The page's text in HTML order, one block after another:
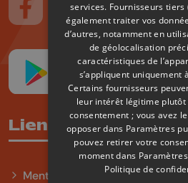
Suivez-nous sur FaceBook
Suivez-nous sur
Suivez-
Liens utiles
Mentions légales
services. Fournisseurs tiers
également traiter vos
d’autres, notamment en
de géolocalisation
caractéristiques de
s’appliquent uniquement
Certains fournisseurs
leur intérêt légitime plutôt
consentement ; vous avez
opposer dans Paramètres
pouvez retirer votre
moment dans
Politique de